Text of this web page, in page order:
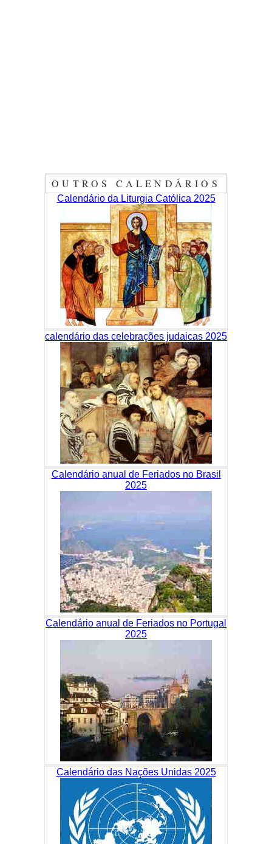
OUTROS CALENDÁRIOS
Calendário da Liturgia Católica 2025
calendário das celebrações judaicas 2025
Calendário anual de Feriados no Brasil
2025
Calendário anual de Feriados no Portugal
2025
Calendário das Nações Unidas 2025